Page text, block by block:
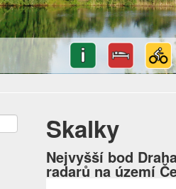
Skalky
Nejvyšší bod
radarů na území